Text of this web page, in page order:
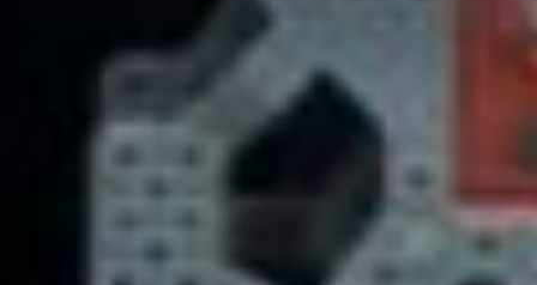
дорабатывать свои проекты и делать
инженерный мир лучше и совершеннее.